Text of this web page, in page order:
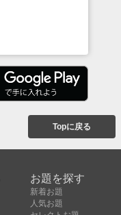
Topに戻る
お題を探す
新着お題
人気お題